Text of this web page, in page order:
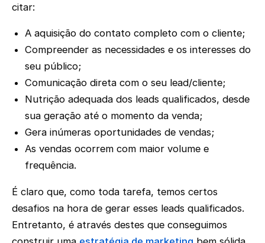
citar:
A aquisição do contato completo com o cliente;
Compreender as necessidades e os interesses do
seu público;
Comunicação direta com o seu lead/cliente;
Nutrição adequada dos leads qualificados, desde
sua geração até o momento da venda;
Gera inúmeras oportunidades de vendas;
As vendas ocorrem com maior volume e
frequência.
É claro que, como toda tarefa, temos certos
desafios na hora de gerar esses leads qualificados.
Entretanto, é através destes que conseguimos